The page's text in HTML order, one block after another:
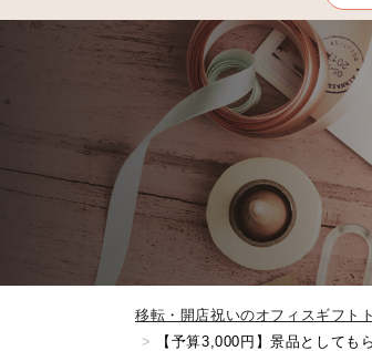
移転・開店祝いのオフィスギフト
【予算3,000円】景品として